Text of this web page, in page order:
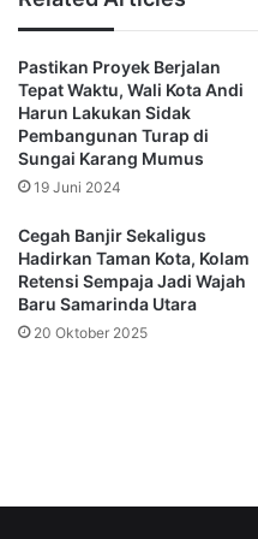
karena kondisi bisa berubah
seperti Bandara APT Pranoto,
pengalihan dan
dalmas dan perahu penyelamat.
(Redaksi)
banjir
fenomena
Pastikan Proyek Berjalan
Tepat Waktu, Wali Kota Andi
Harun Lakukan Sidak
Pembangunan Turap di
Sungai Karang Mumus
19 Juni 2024
Cegah Banjir Sekaligus
Hadirkan Taman Kota, Kolam
Retensi Sempaja Jadi Wajah
Baru Samarinda Utara
20 Oktober 2025